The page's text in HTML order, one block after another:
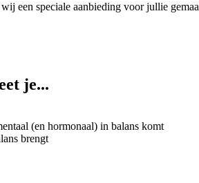
een speciale aanbieding voor jullie
je...
(en hormonaal) in balans komt
brengt